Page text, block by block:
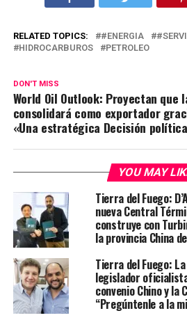
RELATED TOPICS: #ENERGIA
HIDROCARBUROS
PETROLEO
DON'T MISS
World Oil Outlook: Proyectan que
consolidará como exportador
«Una estratégica Decisión
YOU MAY
Tierra del Fuego:
nueva Central
construye con
la provincia China
Tierra del Fuego:
legislador
convenio Chino y la
“Pregúntenle a la